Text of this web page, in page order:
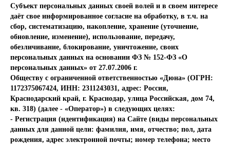
Субъект персональных данных своей волей и в своем интересе
даёт свое информированное согласие на обработку, в т.ч. на
сбор, систематизацию, накопление, хранение (уточнение,
обновление, изменение), использование, передачу,
обезличивание, блокирование, уничтожение, своих
персональных данных на основании ФЗ № 152-ФЗ «О
персональных данных» от 27.07.2006 г.
Обществу с ограниченной ответственностью «Дюна» (ОГРН:
1172375067424, ИНН: 2311243031, адрес: Россия,
Краснодарский край, г. Краснодар, улица Российская, дом 74,
кв. 318) (далее - «Оператор») в следующих целях:
- Регистрация (идентификация) на Сайте (виды персональных
данных для данной цели: фамилия, имя, отчество; пол, дата
рождения, адрес электронной почты; номер телефона; место